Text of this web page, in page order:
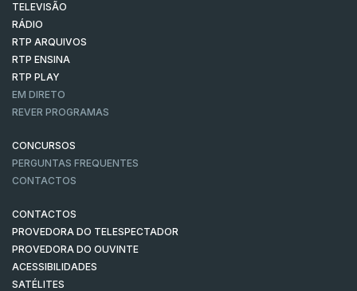
TELEVISÃO
RÁDIO
RTP ARQUIVOS
RTP ENSINA
RTP PLAY
EM DIRETO
REVER PROGRAMAS
CONCURSOS
PERGUNTAS FREQUENTES
CONTACTOS
CONTACTOS
PROVEDORA DO TELESPECTADOR
PROVEDORA DO OUVINTE
ACESSIBILIDADES
SATÉLITES